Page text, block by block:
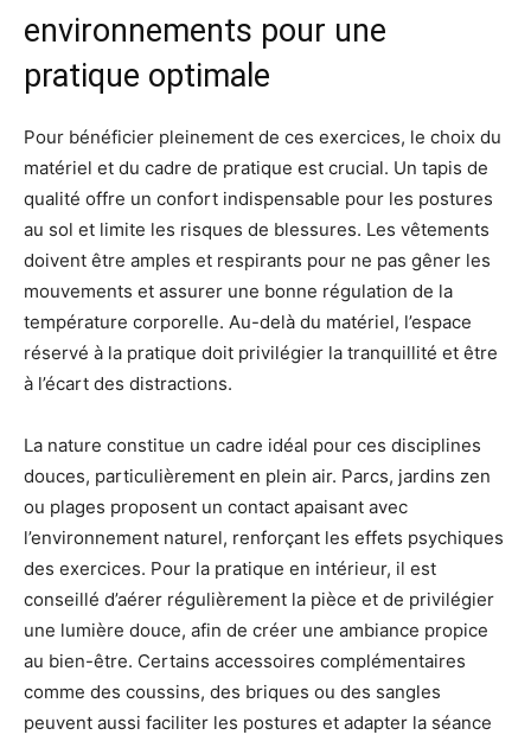
environnements pour une
pratique optimale
Pour bénéficier pleinement de ces exercices, le choix du
matériel et du cadre de pratique est crucial. Un tapis de
qualité offre un confort indispensable pour les postures
au sol et limite les risques de blessures. Les vêtements
doivent être amples et respirants pour ne pas gêner les
mouvements et assurer une bonne régulation de la
température corporelle. Au-delà du matériel, l’espace
réservé à la pratique doit privilégier la tranquillité et être
à l’écart des distractions.
La nature constitue un cadre idéal pour ces disciplines
douces, particulièrement en plein air. Parcs, jardins zen
ou plages proposent un contact apaisant avec
l’environnement naturel, renforçant les effets psychiques
des exercices. Pour la pratique en intérieur, il est
conseillé d’aérer régulièrement la pièce et de privilégier
une lumière douce, afin de créer une ambiance propice
au bien-être. Certains accessoires complémentaires
comme des coussins, des briques ou des sangles
peuvent aussi faciliter les postures et adapter la séance